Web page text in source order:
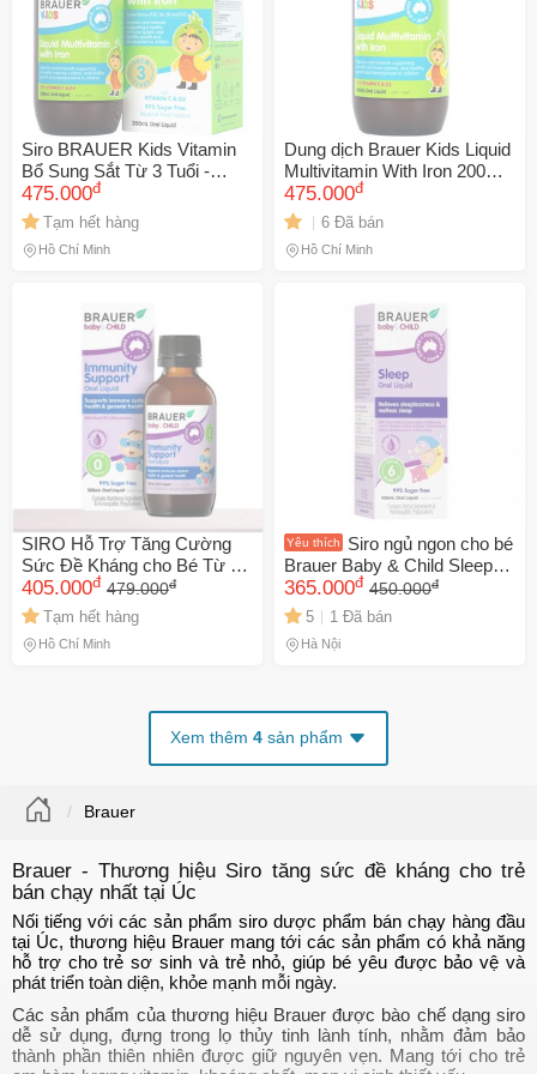
Siro BRAUER Kids Vitamin
Bổ Sung Sắt Từ 3 Tuổi -
Multivitamin Dạng Lỏng Giúp
Tăng Cường Đề Kháng và
Phát Triển Cho Trẻ 200ml
475.000đ
Tạm hết hàng
Hồ Chí Minh
Dung dịch Brauer Kids Liquid
Multivitamin With Iron 200ml -
Vitamin bổ sung Sắt cho trẻ
từ 3 tuổi, hỗ trợ phát triển
toàn diện
475.000đ
6 Đã bán
Hồ Chí Minh
SIRO Hỗ Trợ Tăng Cường
Sức Đề Kháng cho Bé Từ 0
Tháng -12 Tuổi Brauer Baby
& Child Oral Liquid Immunity
Support 100 mL - S/P Chuẩn
Úc
405.000đ 479.000đ
Tạm hết hàng
Hồ Chí Minh
Yêu thích
Siro ngủ ngon cho bé
Brauer Baby & Child Sleep
100ml - Úc
365.000đ 450.000đ
5 1 Đã bán
Hà Nội
Xem thêm 4 sản phẩm
Brauer
Brauer - Thương hiệu Siro tăng sức đề kháng cho trẻ
bán chạy nhất tại Úc
Nối tiếng với các sản phẩm siro dược phẩm bán chạy hàng đầu
tại Úc, thương hiệu Brauer mang tới các sản phẩm có khả năng
hỗ trợ cho trẻ sơ sinh và trẻ nhỏ, giúp bé yêu được bảo vệ và
phát triển toàn diện, khỏe mạnh mỗi ngày.
Các sản phẩm của thương hiệu Brauer được bào chế dạng siro
dễ sử dụng, đựng trong lọ thủy tinh lành tính, nhằm đảm bảo
thành phần thiên nhiên được giữ nguyên vẹn. Mang tới cho trẻ